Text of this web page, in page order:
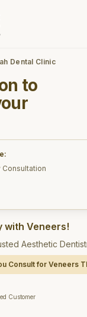
Dental Clinic
to
with Veneers!
Aesthetic
Consult for Veneers
Customer